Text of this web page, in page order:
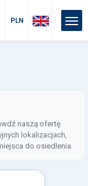
PLN
naszą ofertę
lokalizacjach,
do osiedlenia.